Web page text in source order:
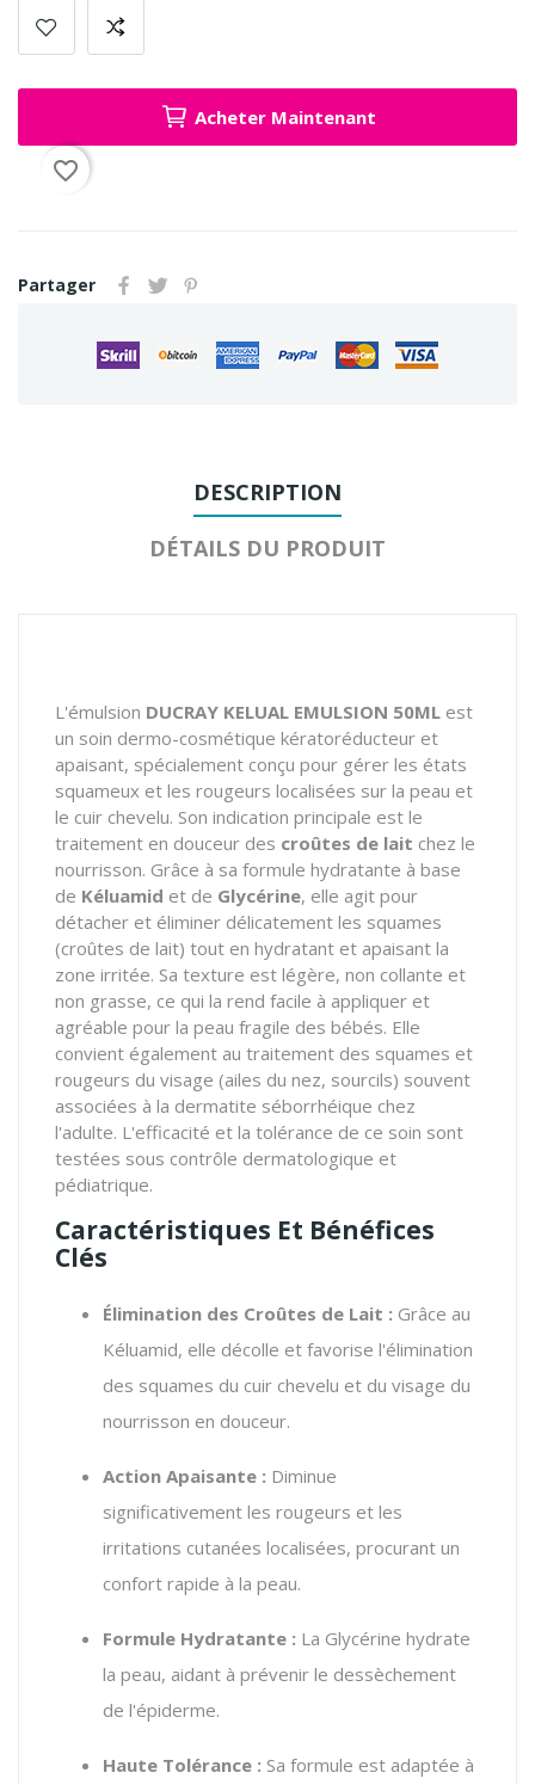
Acheter Maintenant
favorite_border
Partager
DESCRIPTION
DÉTAILS DU PRODUIT
L'émulsion DUCRAY KELUAL EMULSION 50ML est
un soin dermo-cosmétique kératoréducteur et
apaisant, spécialement conçu pour gérer les états
squameux et les rougeurs localisées sur la peau et
le cuir chevelu. Son indication principale est le
traitement en douceur des croûtes de lait chez le
nourrisson. Grâce à sa formule hydratante à base
de Kéluamid et de Glycérine, elle agit pour
détacher et éliminer délicatement les squames
(croûtes de lait) tout en hydratant et apaisant la
zone irritée. Sa texture est légère, non collante et
non grasse, ce qui la rend facile à appliquer et
agréable pour la peau fragile des bébés. Elle
convient également au traitement des squames et
rougeurs du visage (ailes du nez, sourcils) souvent
associées à la dermatite séborrhéique chez
l'adulte. L'efficacité et la tolérance de ce soin sont
testées sous contrôle dermatologique et
pédiatrique.
Caractéristiques Et Bénéfices
Clés
Élimination des Croûtes de Lait : Grâce au
Kéluamid, elle décolle et favorise l'élimination
des squames du cuir chevelu et du visage du
nourrisson en douceur.
Action Apaisante : Diminue
significativement les rougeurs et les
irritations cutanées localisées, procurant un
confort rapide à la peau.
Formule Hydratante : La Glycérine hydrate
la peau, aidant à prévenir le dessèchement
de l'épiderme.
Haute Tolérance : Sa formule est adaptée à